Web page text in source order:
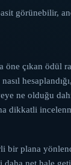
görünebilir,
öne çıkan ödül
ne olduğu
dikkatli
bir plana
net hale